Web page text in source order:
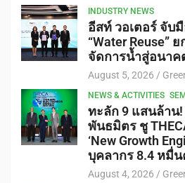
INDUSTRY NEWS
อีสท์ วอเตอร์ จับ
“Water Reuse”
จัดการน้ำสู่อนาค
August 5, 2026
NEWS & ACTIVITIES
ทะลัก 9 แสนล้าน
พันธมิตร ชู
‘New Growth
บุคลากร 8.4 หมื่
August 4, 2026